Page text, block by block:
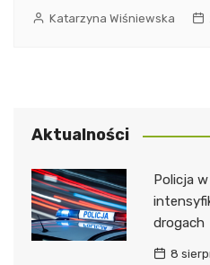
Katarzyna Wiśniewska
Aktualności
Policja
drogach
8